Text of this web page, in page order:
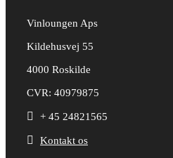
Vinloungen Aps
Kildehusvej 55
4000 Roskilde
CVR: 40979875
 + 45 24821565
 Kontakt os